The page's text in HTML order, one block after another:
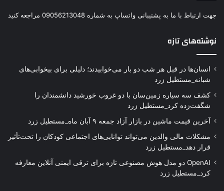
جهت ارتباط با ما به پشتیبانی واتساپ به شماره 09056213048 مراجعه کنید
نوشته‌های تازه
انسان‌ها در قبل هر شب دو بار می‌خوابیدند؛ دلیلی برای بیخوابی‌های
شبانه_مستطیل زرد
کشف سه سیاره زمین‌سان با دو غروب خورشید دانشمندان را
شگفت‌زده کرد_مستطیل زرد
آخرین قیمت ماشین در بازار آزاد جمعه ۹ آبان ماه_مستطیل زرد
مشکلات مالی والدین می‌تواند توانایی‌های اجتماعی کودکان را تحت‌تأثیر
قرار دهد_مستطیل زرد
OpenAI دو مدل هوش مصنوعی تازه برای ترقی ایمنی آنلاین معارفه
کرد_مستطیل زرد